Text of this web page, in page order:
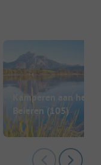
Kamperen aan het
Beieren(105)